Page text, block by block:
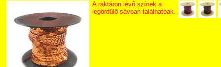
A raktáron lévő színek a
legördülő sávban találhatóak.